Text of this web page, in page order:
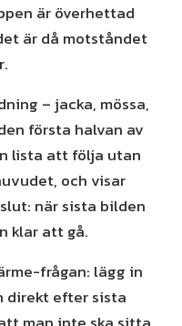
är överhettad
är då motståndet
– jacka, mössa,
första halvan av
lista att följa utan
och visar
när sista bilden
klar att gå.
frågan: lägg in
direkt efter sista